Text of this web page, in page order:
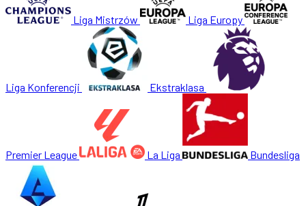
Liga Mistrzów Liga Europy
Liga Konferencji Ekstraklasa
Premier League La Liga Bundesliga